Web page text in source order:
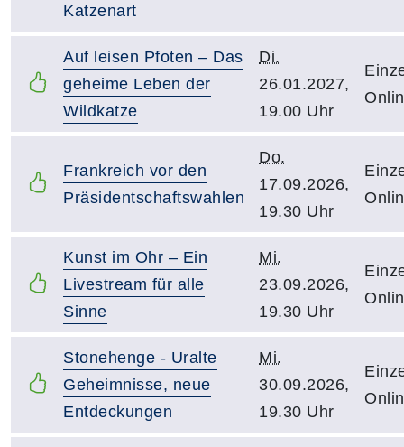
Katzenart
Auf leisen Pfoten – Das
geheime Leben der
Wildkatze
Di.
26.01.2027,
19.00 Uhr
Frankreich vor den
Präsidentschaftswahlen
Do.
17.09.2026,
19.30 Uhr
Kunst im Ohr – Ein
Livestream für alle
Sinne
Mi.
23.09.2026,
19.30 Uhr
Stonehenge - Uralte
Geheimnisse, neue
Entdeckungen
Mi.
30.09.2026,
19.30 Uhr